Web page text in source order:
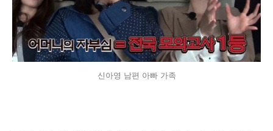
신아영 남편 아빠 가족